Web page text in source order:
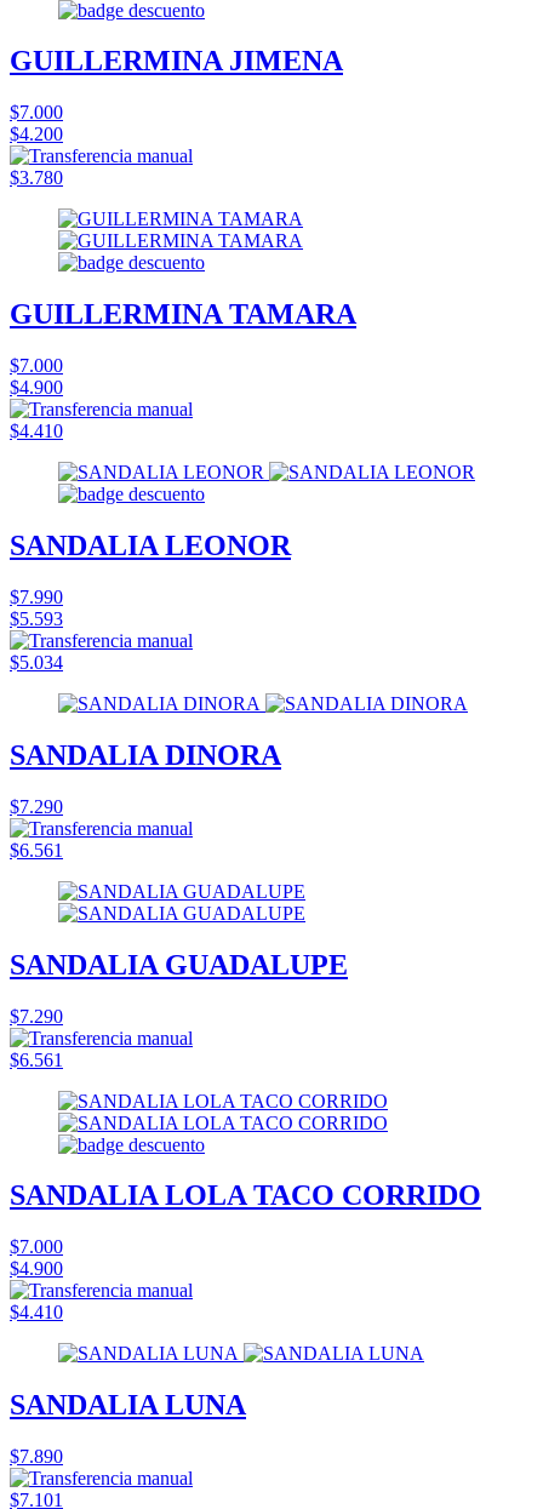
GUILLERMINA JIMENA
$7.000
$4.200
$3.780
GUILLERMINA TAMARA
$7.000
$4.900
$4.410
SANDALIA LEONOR
$7.990
$5.593
$5.034
SANDALIA DINORA
$7.290
$6.561
SANDALIA GUADALUPE
$7.290
$6.561
SANDALIA LOLA TACO CORRIDO
$7.000
$4.900
$4.410
SANDALIA LUNA
$7.890
$7.101